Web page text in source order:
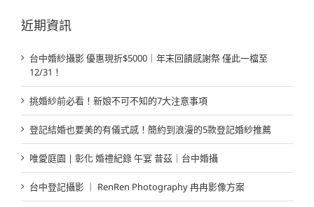
近期資訊
台中婚紗攝影 優惠現折$5000｜年末回饋感謝祭 僅此一檔至
12/31！
挑婚紗前必看！新娘不可不知的7大注意事項
登記結婚也要美的有儀式感！簡約到浪漫的5款登記婚紗推薦
唯愛庭園 | 彰化 婚禮紀錄 午宴 昔茲｜台中婚攝
台中登記攝影 ｜ RenRen Photography 冉冉影像方案